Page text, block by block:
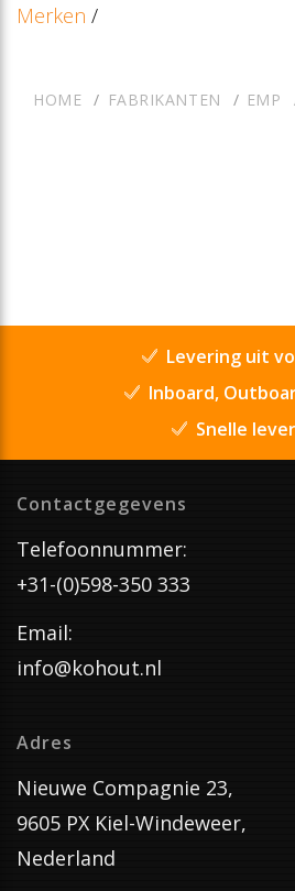
Merken /
HOME FABRIKANTEN EMP
Levering uit
Inboard,
Snelle
Contactgegevens
Telefoonnummer:
+31-(0)598-350 333
Email:
info@kohout.nl
Adres
Nieuwe Compagnie 23,
9605 PX Kiel-Windeweer,
Nederland